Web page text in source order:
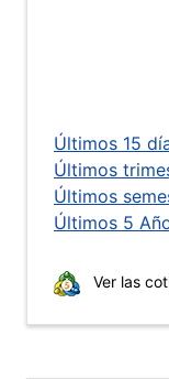
Últimos 15
Últimos
Últimos
Últimos 5
Ver las